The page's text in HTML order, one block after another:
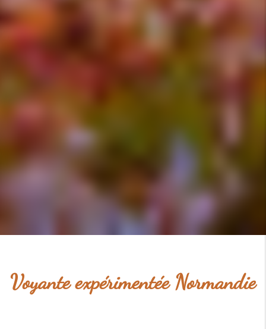
Voyante expérimentée Normandie